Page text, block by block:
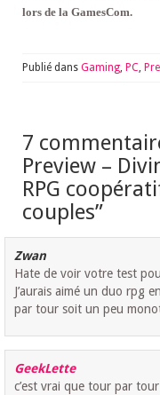
lors de la GamesCom.
Publié dans Gaming, PC,
7
Preview –
RPG
couples”
Zwan
Hate de voir votre test
J’aurais aimé un duo rpg
par tour soit un peu
GeekLette
c’est vrai que tour par